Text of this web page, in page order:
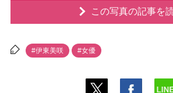
この写真の記事を
#伊東美咲 #女優